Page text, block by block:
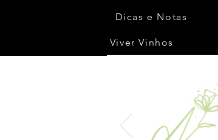
Dicas e Notas
Viver Vinhos